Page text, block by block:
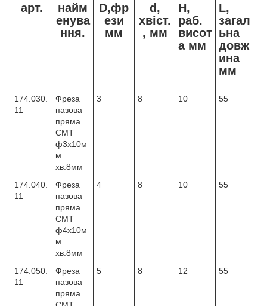
арт.
найм
енува
ння.
D,фр
ези
мм
d,
хвіст.
, мм
H,
раб.
висот
а мм
L,
загал
ьна
довж
ина
мм
174.030.
11
Фреза
пазова
пряма
CMT
ф3х10м
м
хв.8мм
3 8 10 55
174.040.
11
Фреза
пазова
пряма
CMT
ф4х10м
м
хв.8мм
4 8 10 55
174.050.
11
Фреза
пазова
пряма
5 8 12 55